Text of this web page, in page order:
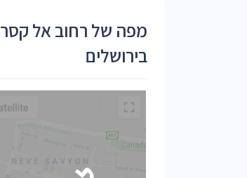
מפה של רחוב אל קסר
בירושלים